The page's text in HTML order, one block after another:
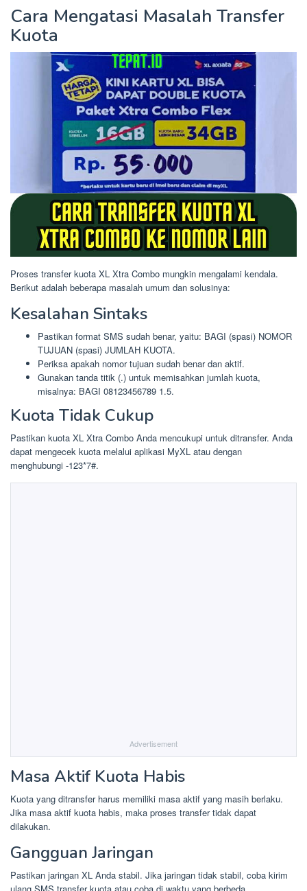
Cara Mengatasi Masalah Transfer
Kuota
Proses transfer kuota XL Xtra Combo mungkin mengalami kendala.
Berikut adalah beberapa masalah umum dan solusinya:
Kesalahan Sintaks
Pastikan format SMS sudah benar, yaitu: BAGI (spasi) NOMOR
TUJUAN (spasi) JUMLAH KUOTA.
Periksa apakah nomor tujuan sudah benar dan aktif.
Gunakan tanda titik (.) untuk memisahkan jumlah kuota,
misalnya: BAGI 08123456789 1.5.
Kuota Tidak Cukup
Pastikan kuota XL Xtra Combo Anda mencukupi untuk ditransfer. Anda
dapat mengecek kuota melalui aplikasi MyXL atau dengan
menghubungi -123*7#.
Advertisement
Masa Aktif Kuota Habis
Kuota yang ditransfer harus memiliki masa aktif yang masih berlaku.
Jika masa aktif kuota habis, maka proses transfer tidak dapat
dilakukan.
Gangguan Jaringan
Pastikan jaringan XL Anda stabil. Jika jaringan tidak stabil, coba kirim
ulang SMS transfer kuota atau coba di waktu yang berbeda.